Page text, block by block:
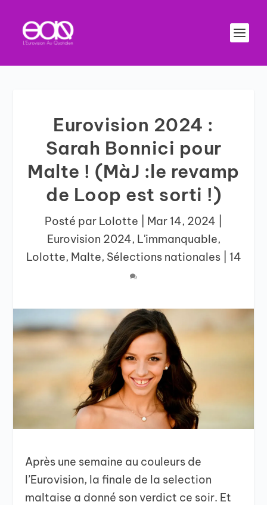
Eurovision 2024 :
Sarah Bonnici pour
Malte ! (MàJ :le revamp
de Loop est sorti !)
Posté par Lolotte Mar 14, 2024
Eurovision 2024, L'immanquable,
Lolotte, Malte, Sélections nationales| 14
Après une semaine au couleurs de
l’Eurovision, la finale de la selection
maltaise a donné son verdict ce soir. Et